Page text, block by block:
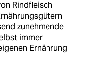
Rindfleisch
zunehmende
immer
Ernährung